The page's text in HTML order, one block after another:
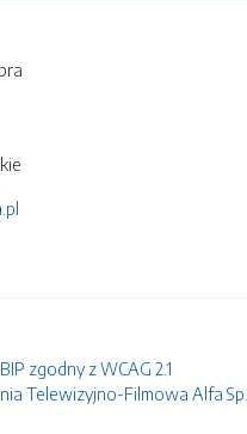
BIP zgodny z WCAG 2.1
Telewizyjno-Filmowa Alfa Sp.